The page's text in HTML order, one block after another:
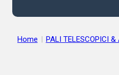
Home | PALI TELESCOPICI &